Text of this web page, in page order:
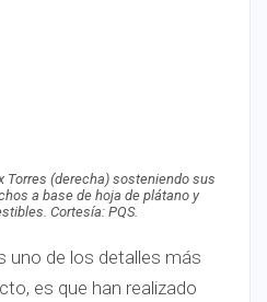
Torres (derecha) sosteniendo sus
a base de hoja de plátano y
Cortesía: PQS.
uno de los detalles más
es que han realizado